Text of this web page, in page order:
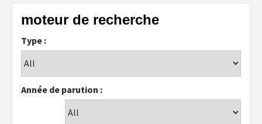
moteur de recherche
Type :
Année de parution :